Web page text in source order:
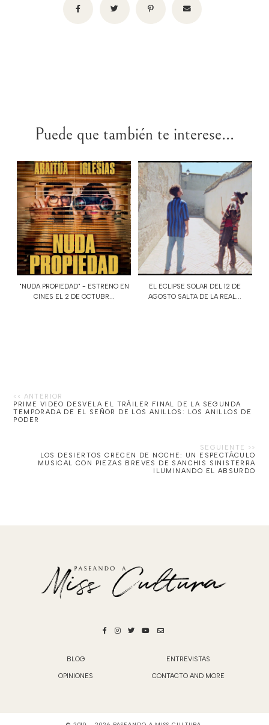
Puede que también te interese...
"NUDA PROPIEDAD" - ESTRENO EN
CINES EL 2 DE OCTUBR...
EL ECLIPSE SOLAR DEL 12 DE
AGOSTO SALTA DE LA REAL...
PRIME VIDEO DESVELA EL TRÁILER FINAL DE LA SEGUNDA
TEMPORADA DE EL SEÑOR DE LOS ANILLOS: LOS ANILLOS DE
PODER
LOS DESIERTOS CRECEN DE NOCHE: UN ESPECTÁCULO
MUSICAL CON PIEZAS BREVES DE SANCHIS SINISTERRA
ILUMINANDO EL ABSURDO
BLOG ENTREVISTAS
OPINIONES CONTACTO AND MORE